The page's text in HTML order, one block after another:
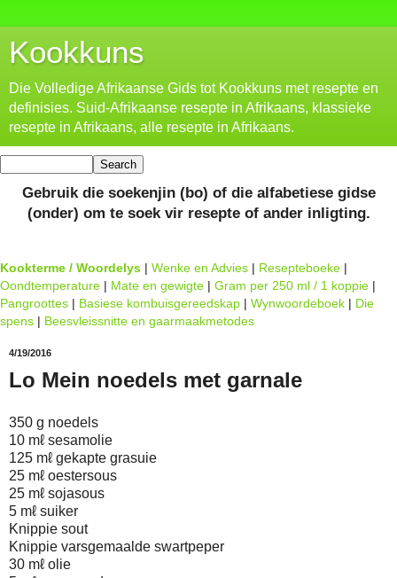
Kookkuns
Die Volledige Afrikaanse Gids tot Kookkuns met resepte en
definisies. Suid-Afrikaanse resepte in Afrikaans, klassieke
resepte in Afrikaans, alle resepte in Afrikaans.
Gebruik die soekenjin (bo) of die alfabetiese gidse
(onder) om te soek vir resepte of ander inligting.
Kookterme / Woordelys | Wenke en Advies | Resepteboeke |
Oondtemperature | Mate en gewigte | Gram per 250 ml / 1 koppie |
Pangroottes | Basiese kombuisgereedskap | Wynwoordeboek | Die
spens | Beesvleissnitte en gaarmaakmetodes
4/19/2016
Lo Mein noedels met garnale
350 g noedels
10 mℓ sesamolie
125 mℓ gekapte grasuie
25 mℓ oestersous
25 mℓ sojasous
5 mℓ suiker
Knippie sout
Knippie varsgemaalde swartpeper
30 mℓ olie